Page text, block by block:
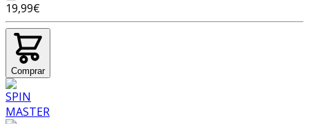
19,99€
Comprar